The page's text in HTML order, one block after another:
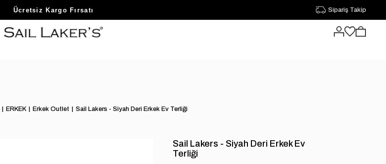
Sezon Sonu Fırsatlarını Keşfet
Ücretsiz Kargo Fırsatı Sipariş Takip
ERKEK Erkek Outlet Sail Lakers - Siyah Deri Erkek Ev Terliği
Sail Lakers - Siyah Deri Erkek Ev
Terliği